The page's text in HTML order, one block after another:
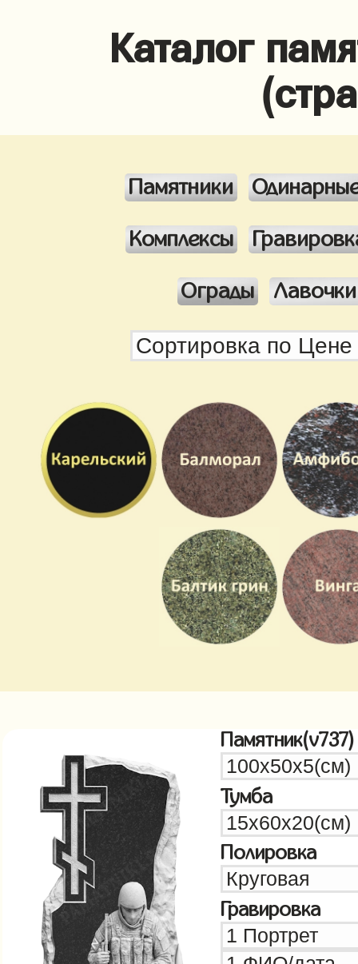
Каталог
Памятники
Комплексы
Ограды
Памятник(v737)
Тумба
Полировка
Гравировка